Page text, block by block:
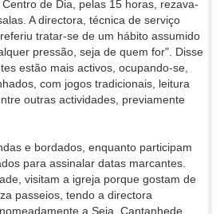
de Dia, pelas 15 horas, rezava-
A directora, técnica de serviço
tratar-se de um hábito assumido
pressão, seja de quem for". Disse
estão mais activos, ocupando-se,
com jogos tradicionais, leitura
outras actividades, previamente
e bordados, enquanto participam
para assinalar datas marcantes.
visitam a igreja porque gostam de
passeios, tendo a directora
a Seia, Cantanhede,